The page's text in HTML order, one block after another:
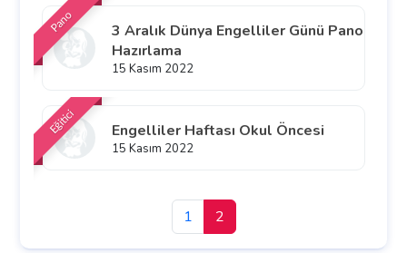
Pano
3 Aralık Dünya Engelliler Günü Pano
Hazırlama
15 Kasım 2022
Eğitici Engelliler Haftası Okul Öncesi
15 Kasım 2022
1 2